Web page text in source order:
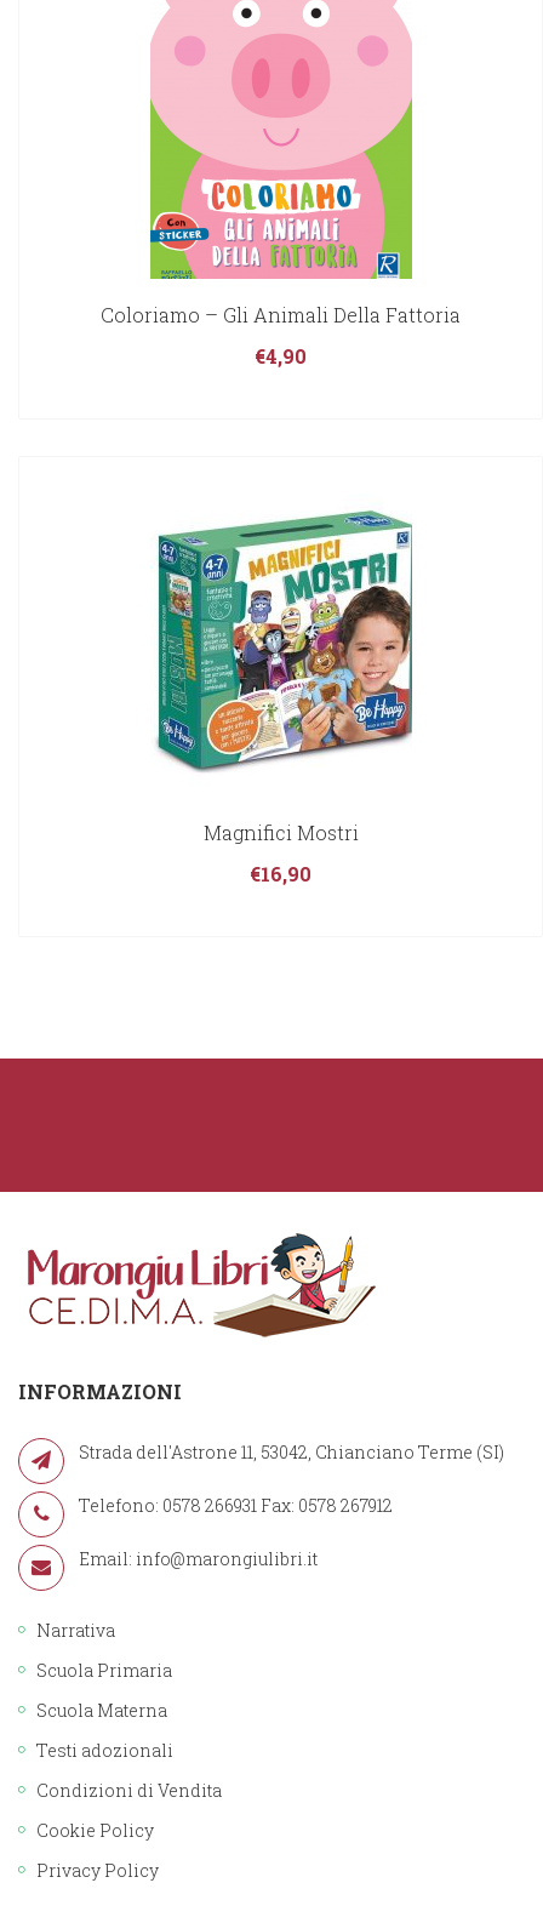
Coloriamo – Gli Animali Della Fattoria
€4,90
Magnifici Mostri
€16,90
INFORMAZIONI
Strada dell'Astrone 11, 53042, Chianciano Terme (SI)
Telefono: 0578 266931 Fax: 0578 267912
Email: info@marongiulibri.it
Narrativa
Scuola Primaria
Scuola Materna
Testi adozionali
Condizioni di Vendita
Cookie Policy
Privacy Policy